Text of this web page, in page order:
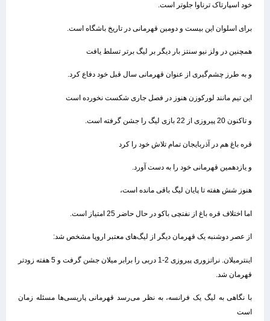
خود اسپارتاک ترناوا جلوتر است.
برای اسلوان این بیست و دومین قهرمانی در تاریخ باشگاه است.
همچنین در ولز نیو سنتز بار دیگر بر لیگ برتر تسلط یافت
و به طرز چشم‌گیری از عنوان قهرمانی سال قبل خود دفاع کرد.
این تیم مانند لورکوزن هنوز در فصل جاری شکست نخورده است
و تاکنون 20 پیروزی از 22 بازی لیگ را جشن گرفته است.
قره باغ هم در آذربایجان تمام تلاش خود را کرد
و یازدهمین قهرمانی خود را به دست آورد.
هنوز شش هفته تا پایان لیگ باقی مانده است،
اما اختلاف قره باغ از نفتچی باکو در حال حاضر 25 امتیاز است.
از عصر دوشنبه یک قهرمان دیگر از لیگ‌های معتبر اروپا مشخص شد:
اینترمیلان. نراتزوری پیروزی 2-1 دربی را برابر میلان جشن گرفت و 5 هفته زودتر
قهرمان شد.
با نگاهی به لیگ یک فرانسه، به نظر می‌رسد قهرمانی پاریسی‌ها مسئله زمان
است